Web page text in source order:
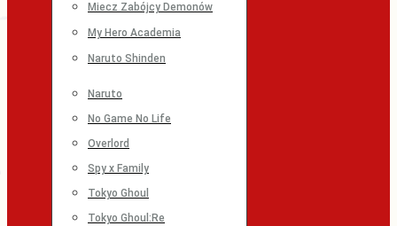
Miecz Zabójcy Demonów
My Hero Academia
Naruto Shinden
Naruto
No Game No Life
Overlord
Spy x Family
Tokyo Ghoul
Tokyo Ghoul:Re